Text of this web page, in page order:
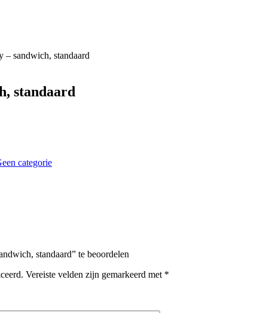
– sandwich, standaard
standaard
categorie
standaard” te beoordelen
Vereiste velden zijn gemarkeerd met *